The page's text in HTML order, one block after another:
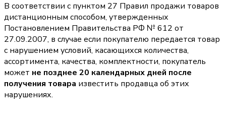
В соответствии с пунктом 27 Правил продажи товаров
дистанционным способом, утвержденных
Постановлением Правительства РФ № 612 от
27.09.2007, в случае если покупателю передается товар
с нарушением условий, касающихся количества,
ассортимента, качества, комплектности, покупатель
может не позднее 20 календарных дней после
получения товара известить продавца об этих
нарушениях.